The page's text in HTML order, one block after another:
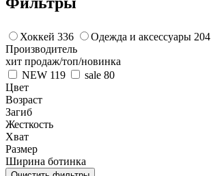
Хоккей 336 Одежда и аксессуары 204
Производитель
хит продаж/топ/новинка
NEW 119 sale 80
Цвет
Возраст
Загиб
Жесткость
Хват
Размер
Ширина ботинка